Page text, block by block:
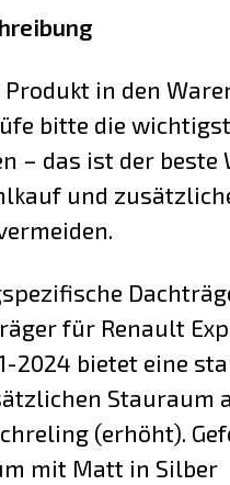
Produkt in den
bitte die
– das ist der beste
und
für Renault
2024 bietet eine
Stauraum
(erhöht).
mit Matt in Silber